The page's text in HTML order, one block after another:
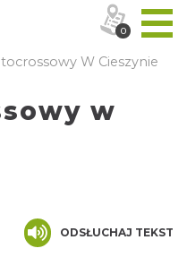
W Cieszynie
w
ODSŁUCHAJ TEKST
0